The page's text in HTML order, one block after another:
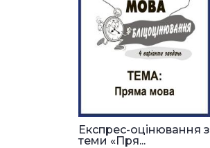
Експрес-оцінювання з
теми «Пря...